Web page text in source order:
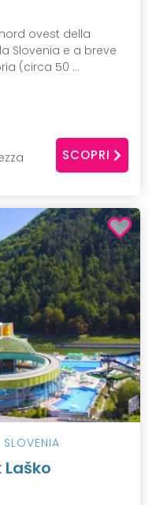
ovest della
Slovenia e a breve
(circa 50 ...
SCOPRI
SLOVENIA